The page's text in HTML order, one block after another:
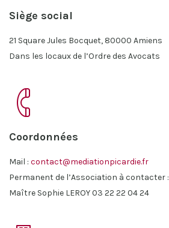
Siège social
21 Square Jules Bocquet, 80000 Amiens
Dans les locaux de l’Ordre des Avocats
Coordonnées
Mail : contact@mediationpicardie.fr
Permanent de l’Association à contacter :
Maître Sophie LEROY 03 22 22 04 24